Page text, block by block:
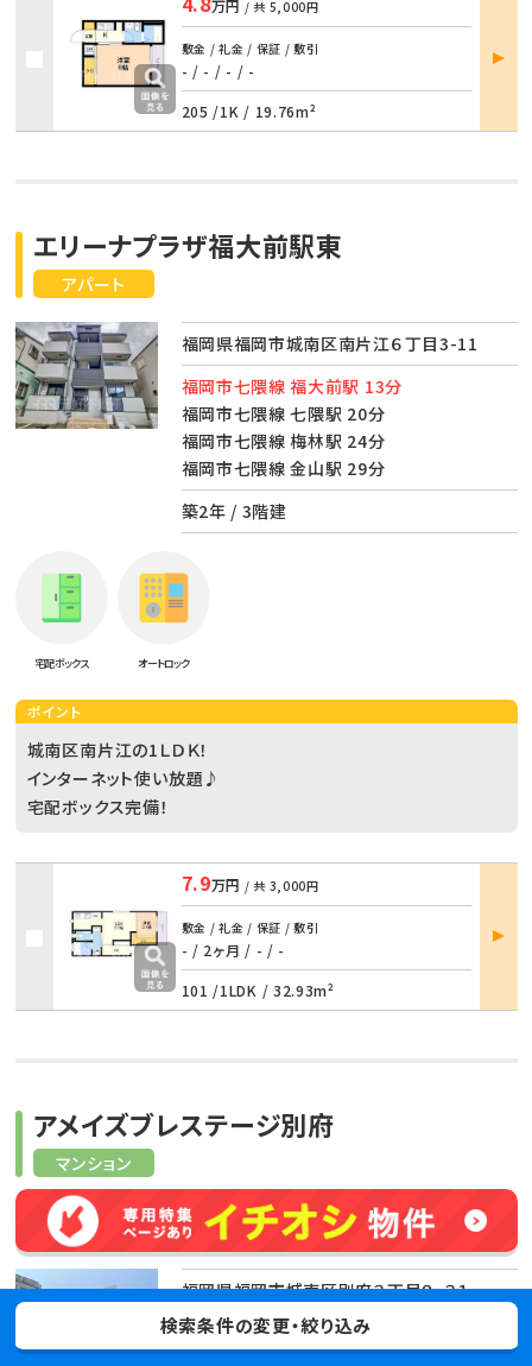
万円 / 共 5,000円
敷金 / 礼金 / 保証 / 敷引
- / - / - / -
205 /1K / 19.76m²
部屋
詳細
アパート
エリーナプラザ福大前駅東
福岡県福岡市城南区南片江６丁目3-11
福岡市七隈線 福大前駅 13分
福岡市七隈線 七隈駅 20分
福岡市七隈線 梅林駅 24分
福岡市七隈線 金山駅 29分
築2年 / 3階建
宅配ボックス オートロック
ポイント
城南区南片江の1ＬＤＫ！
インターネット使い放題♪
宅配ボックス完備！
7.9万円 / 共 3,000円
敷金 / 礼金 / 保証 / 敷引
- / 2ヶ月 / - / -
101 /1LDK / 32.93m²
部屋
詳細
マンション
アメイズブレステージ別府
福岡県福岡市城南区別府３丁目９-３１
福岡市七隈線 別府駅 3分
福岡市七隈線 六本松駅 13分
検索条件の変更・絞り込み